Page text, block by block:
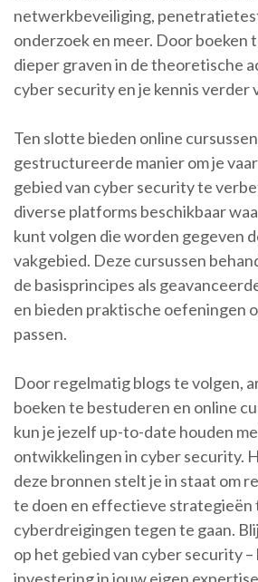
netwerkbeveiliging,
onderzoek en meer. Door boeken
dieper graven in de theoretische
cyber security en je kennis verder
Ten slotte bieden online
gestructureerde manier om je
gebied van cyber security te
diverse platforms beschikbaar
kunt volgen die worden gegeven
vakgebied. Deze cursussen
de basisprincipes als
en bieden praktische oefeningen
passen.
Door regelmatig blogs te volgen,
boeken te bestuderen en online
kun je jezelf up-to-date houden
ontwikkelingen in cyber security.
deze bronnen stelt je in staat om
te doen en effectieve strategieën
cyberdreigingen tegen te gaan.
op het gebied van cyber security –